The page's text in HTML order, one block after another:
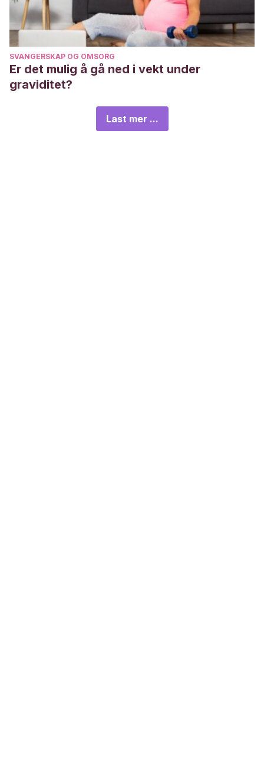
SVANGERSKAP OG OMSORG
Er det mulig å gå ned i vekt under
graviditet?
Last mer ...